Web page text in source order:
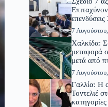
επενδύσεις
7
Χαλκίδα:
μεταφορά
μετά από
7
Γαλλία: Η
Τοντελιέ